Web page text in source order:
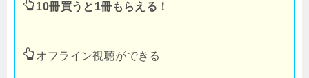
10冊買うと1冊もらえる！
オフライン視聴ができる